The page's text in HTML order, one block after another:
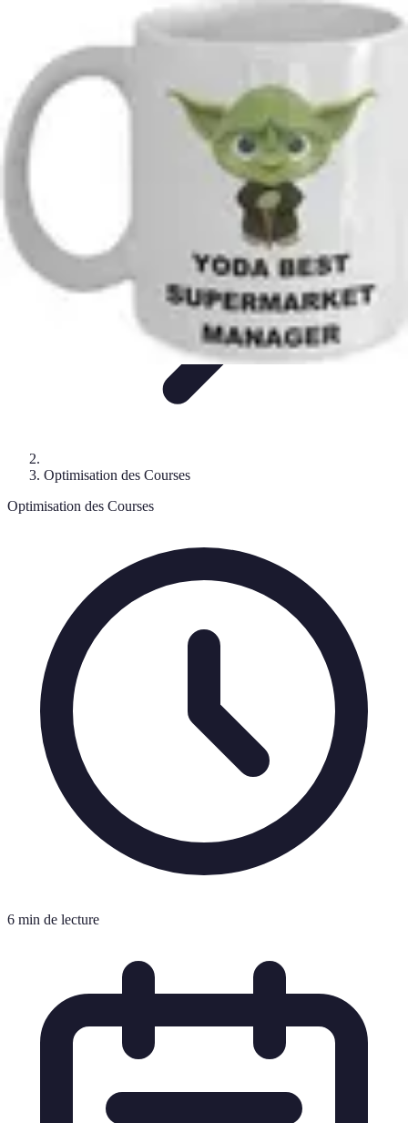
Comparatif
Supermarché Online
Optimisation des Courses
Optimisation des Courses
6 min de lecture